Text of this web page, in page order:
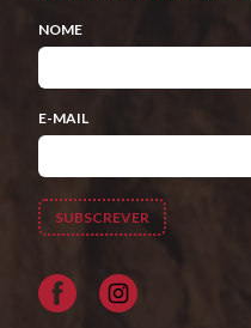
NOME
E-MAIL
Facebook